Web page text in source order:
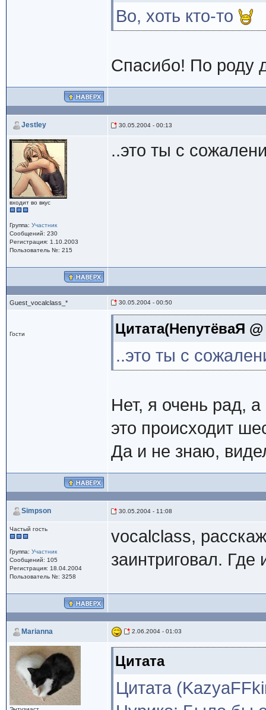
Во, хоть кто-то
Спасибо! По роду
Jestley 30.05.2004 - 00:13
входит во вкус
Группа: Участник
Сообщений: 230
Регистрация: 1.10.2003
Пользователь №: 215
..это ты с
Guest_vocalclass_* 30.05.2004 - 00:50
Гости Цитата(НепутёваЯ @
..это ты с
Нет, я очень рад, а
это происходит
Да и не знаю,
Simpson 30.05.2004 - 11:08
Частый гость
Группа: Участник
Сообщений: 105
Регистрация: 18.04.2004
Пользователь №: 3258
vocalclass,
заинтриговал.
Marianna 2.06.2004 - 01:03
Цитата
Цитата